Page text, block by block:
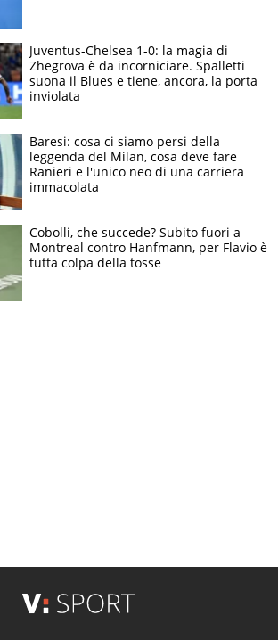
Juventus-Chelsea 1-0: la magia di
Zhegrova è da incorniciare. Spalletti
suona il Blues e tiene, ancora, la porta
inviolata
Baresi: cosa ci siamo persi della
leggenda del Milan, cosa deve fare
Ranieri e l'unico neo di una carriera
immacolata
Cobolli, che succede? Subito fuori a
Montreal contro Hanfmann, per Flavio è
tutta colpa della tosse